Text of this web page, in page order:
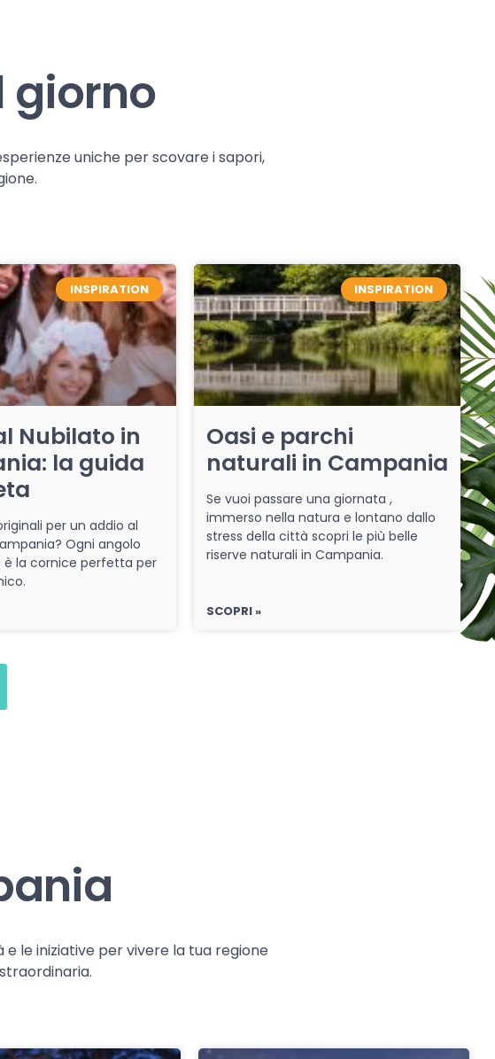
giorno
uniche per scovare i sapori,
INSPIRATION
Nubilato in
la guida
per un addio al
Ogni angolo
è la cornice perfetta per
INSPIRATION
Oasi e parchi
naturali in Campania
Se vuoi passare una giornata ,
immerso nella natura e lontano dallo
stress della città scopri le più belle
riserve naturali in Campania.
SCOPRI »
le iniziative per vivere la tua regione